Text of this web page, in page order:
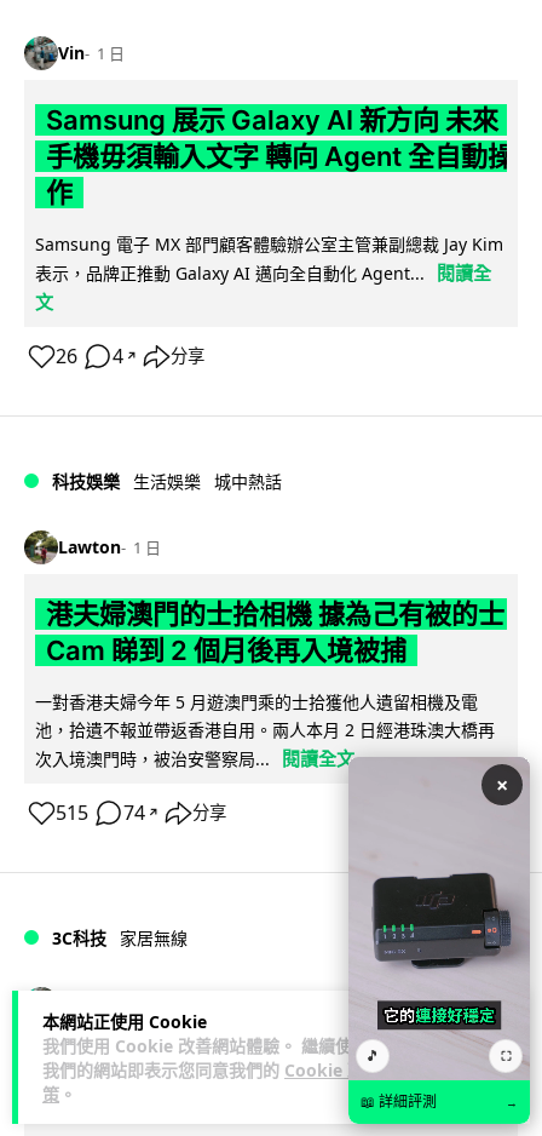
本網站正使用 Cookie
我們使用 Cookie 改善網站體驗。 繼續使用
我們的網站即表示您同意我們的 Cookie 政
策 。
Vin 1 日
Samsung 展示 Galaxy AI 新方向 未來
手機毋須輸入文字 轉向 Agent 全自動操
作
Samsung 電子 MX 部門顧客體驗辦公室主管兼副總裁 Jay Kim
表示，品牌正推動 Galaxy AI 邁向全自動化 Agent...
閱讀全
文
26 4 ↗ 分享
科技娛樂 生活娛樂 城中熱話
Lawton 1 日
港夫婦澳門的士拾相機 據為己有被的士
Cam 睇到 2 個月後再入境被捕
一對香港夫婦今年 5 月遊澳門乘的士拾獲他人遺留相機及電
池，拾遺不報並帶返香港自用。兩人本月 2 日經港珠澳大橋再
次入境澳門時，被治安警察局...
閱讀全文
515 74 ↗ 分享
3C科技 家居無線
逾 20 款平價路由器爆後門 每 35 秒自
動連線回中國 全球 10 萬用家私隱堪憂
×
🎵 ⛶
📖 詳細評測 →